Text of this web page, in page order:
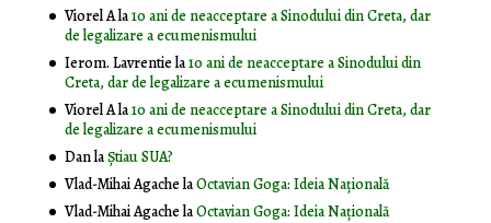
Viorel Ala10 ani de neacceptare a Sinodului din Creta, dar
de legalizare a ecumenismului
Ierom. Lavrentiela10 ani de neacceptare a Sinodului din
Creta, dar de legalizare a ecumenismului
Viorel Ala10 ani de neacceptare a Sinodului din Creta, dar
de legalizare a ecumenismului
DanlaȘtiau SUA?
Vlad-Mihai AgachelaOctavian Goga: Ideia Naţională
Vlad-Mihai AgachelaOctavian Goga: Ideia Naţională